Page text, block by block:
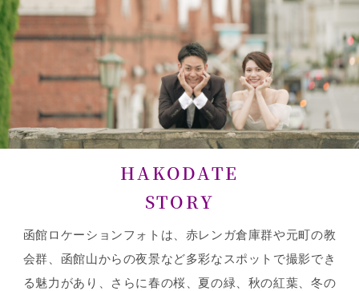
HAKODATE
STORY
函館ロケーションフォトは、赤レンガ倉庫群や元町の教
会群、函館山からの夜景など多彩なスポットで撮影でき
る魅力があり、さらに春の桜、夏の緑、秋の紅葉、冬の